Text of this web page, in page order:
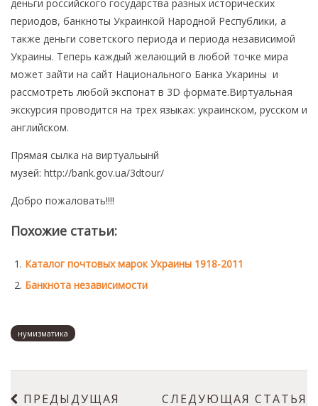
Лучшие монеты мира
Бонистика
Боны Казахстана
Каталоги бумажных денег
Фалеристика
Библиотека
Журналы Stanley Gibbons
Доска объявлений
Марки
деньги российского государства разных исторических
периодов, банкноты Украинкой Народной Республики, а
также деньги советского периода и периода независимой
Украины. Теперь каждый желающий в любой точке мира
может зайти на сайт Национального Банка Укарины и
рассмотреть любой экспонат в 3D формате.Виртуальная
экскурсия проводится на трех языках: украинском, русском и
английском.
Прямая сылка на виртуальынй
музей: http://bank.gov.ua/3dtour/
Добро пожаловать!!!!
Похожие статьи:
Каталог почтовых марок Украины 1918-2011
Банкнота независимости
нумизматика
ПРЕДЫДУЩАЯ
СЛЕДУЮЩАЯ СТАТЬЯ